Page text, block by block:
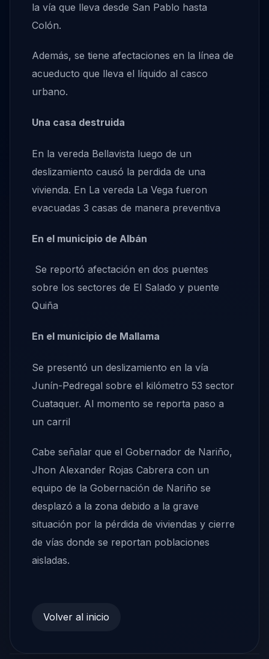
la vía que lleva desde San Pablo hasta
Colón.
Además, se tiene afectaciones en la línea de
acueducto que lleva el líquido al casco
urbano.
Una casa destruida
En la vereda Bellavista luego de un
deslizamiento causó la perdida de una
vivienda. En La vereda La Vega fueron
evacuadas 3 casas de manera preventiva
En el municipio de Albán
Se reportó afectación en dos puentes
sobre los sectores de El Salado y puente
Quiña
En el municipio de Mallama
Se presentó un deslizamiento en la vía
Junín-Pedregal sobre el kilómetro 53 sector
Cuataquer. Al momento se reporta paso a
un carril
Cabe señalar que el Gobernador de Nariño,
Jhon Alexander Rojas Cabrera con un
equipo de la Gobernación de Nariño se
desplazó a la zona debido a la grave
situación por la pérdida de viviendas y cierre
de vías donde se reportan poblaciones
aisladas.
Volver al inicio